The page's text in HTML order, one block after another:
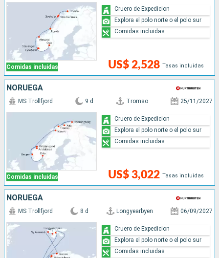
Comidas incluidas US$ 2,528 Tasas incluidas
Cruero de Expedicion
Explora el polo norte o el polo sur
Comidas incluidas
NORUEGA
Comidas incluidas
MS Trollfjord 9 d Tromso 25/11/2027
US$ 3,022 Tasas incluidas
Cruero de Expedicion
Explora el polo norte o el polo sur
Comidas incluidas
NORUEGA
MS Trollfjord 8 d Longyearbyen 06/09/2027
Cruero de Expedicion
Explora el polo norte o el polo sur
Comidas incluidas